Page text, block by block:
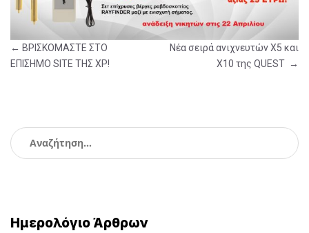
Πλοήγηση
άρθρων
← ΒΡΙΣΚΟΜΑΣΤΕ ΣΤΟ
ΕΠΙΣΗΜΟ SITE ΤΗΣ XP!
Νέα σειρά ανιχνευτών X5 και
X10 της QUEST →
Αναζήτηση
για:
Ημερολόγιο Άρθρων